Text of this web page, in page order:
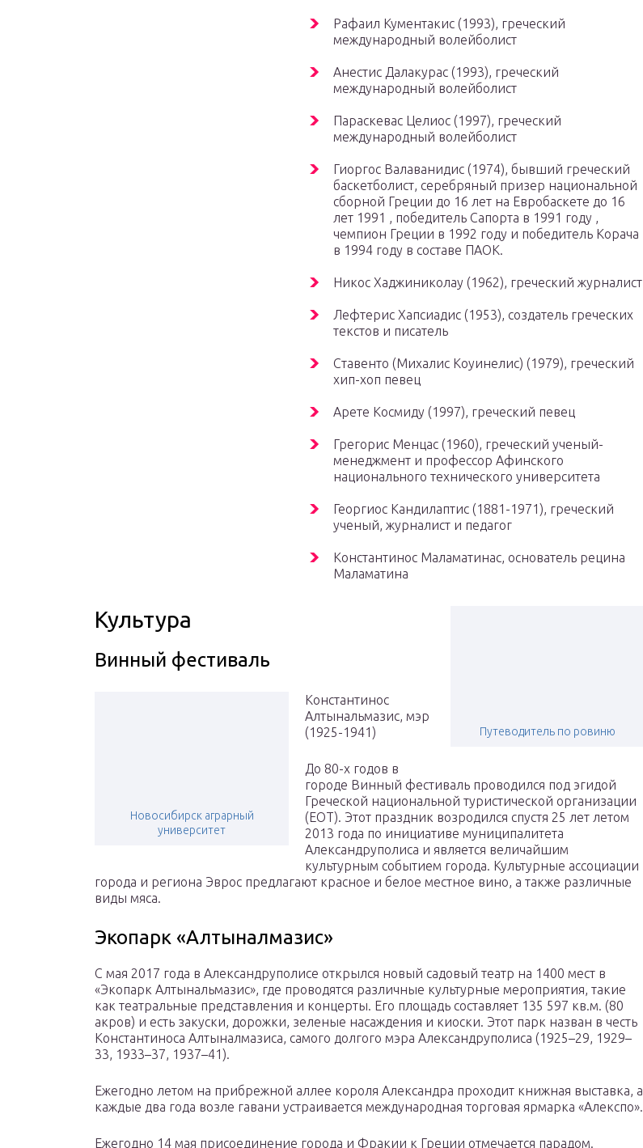
Рафаил Кументакис (1993), греческий
международный волейболист
Анестис Далакурас (1993), греческий
международный волейболист
Параскевас Целиос (1997), греческий
международный волейболист
Гиоргос Валаванидис (1974), бывший греческий
баскетболист, серебряный призер национальной
сборной Греции до 16 лет на Евробаскете до 16
лет 1991 , победитель Сапорта в 1991 году ,
чемпион Греции в 1992 году и победитель Корача
в 1994 году в составе ПАОК.
Никос Хаджиниколау (1962), греческий журналист
Лефтерис Хапсиадис (1953), создатель греческих
текстов и писатель
Ставенто (Михалис Коуинелис) (1979), греческий
хип-хоп певец
Арете Космиду (1997), греческий певец
Грегорис Менцас (1960), греческий ученый-
менеджмент и профессор Афинского
национального технического университета
Георгиос Кандилаптис (1881-1971), греческий
ученый, журналист и педагог
Константинос Маламатинас, основатель рецина
Маламатина
Путеводитель по ровиню
Культура
Винный фестиваль
Новосибирск аграрный
университет
Константинос
Алтынальмазис, мэр
(1925-1941)
До 80-х годов в
городе Винный фестиваль проводился под эгидой
Греческой национальной туристической организации
(EOT). Этот праздник возродился спустя 25 лет летом
2013 года по инициативе муниципалитета
Александруполиса и является величайшим
культурным событием города. Культурные ассоциации
города и региона Эврос предлагают красное и белое местное вино, а также различные
виды мяса.
Экопарк «Алтыналмазис»
С мая 2017 года в Александруполисе открылся новый садовый театр на 1400 мест в
«Экопарк Алтынальмазис», где проводятся различные культурные мероприятия, такие
как театральные представления и концерты. Его площадь составляет 135 597 кв.м. (80
акров) и есть закуски, дорожки, зеленые насаждения и киоски. Этот парк назван в честь
Константиноса Алтыналмазиса, самого долгого мэра Александруполиса (1925–29, 1929–
33, 1933–37, 1937–41).
Ежегодно летом на прибрежной аллее короля Александра проходит книжная выставка, а
каждые два года возле гавани устраивается международная торговая ярмарка «Алекспо».
Ежегодно 14 мая присоединение города и Фракии к Греции отмечается парадом.